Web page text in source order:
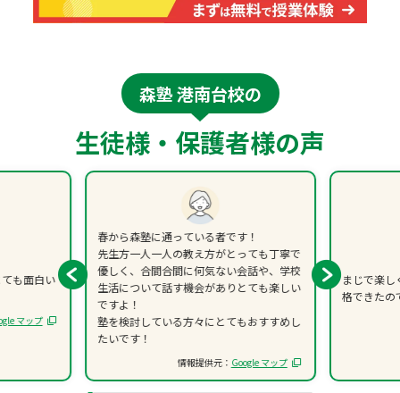
森塾 港南台校の
生徒様・保護者様の声
も面白い
マップ
春から森塾に通っている者です！
先生方一人一人の教え方がとっても丁寧で
優しく、合間合間に何気ない会話や、学校
生活について話す機会がありとても楽しい
ですよ！
塾を検討している方々にとてもおすすめし
たいです！
情報提供元： Google マップ
まじで楽
格できたの